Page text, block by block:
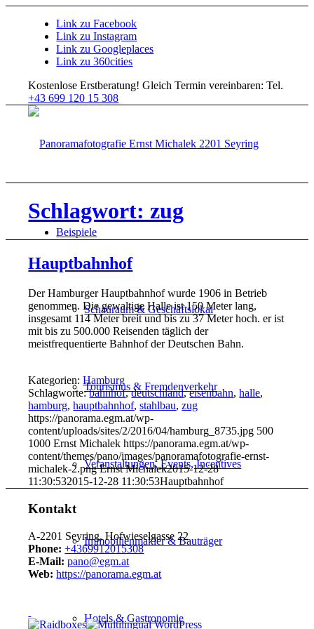
Link zu Facebook
Link zu Instagram
Link zu Googleplaces
Link zu 360cities
Kostenlose Erstberatung! Gleich Termin vereinbaren: Tel.
+43 699 120 15 308
Beispiele
Schauraum & Geschäftslokal
Tourismus & Fremdenverkehr
Veranstaltungen, Events, Incentives
Immobilienmakler & Bauträger
Hotels & Gastronomie
Schlagwort: zug
Hauptbahnhof
Der Hamburger Hauptbahnhof wurde 1906 in Betrieb
genommen. Die gewaltige Halle ist 150 Meter lang,
insgesamt 114 Meter breit und bis zu 37 Meter hoch. er ist
mit bis zu 500.000 Reisenden täglich der
meistfrequentierte Bahnhof der Deutschen Bahn.
Kategorien:Hamburg
Schlagworte:bahnhof,deutschland,eisenbahn,halle,
hamburg,hauptbahnhof,stahlbau,zug
https://panorama.egm.at/wp-
content/uploads/sites/2/2016/04/hamburg_8735.jpg 500
1000 Ernst Michalek https://panorama.egm.at/wp-
content/themes/pano/images/panoramafotografie-ernst-
michalek-2.png Ernst Michalek2015-12-28
11:30:532015-12-28 11:30:53Hauptbahnhof
Kontakt
A-2201 Seyring, Hofwieselgasse 22
Phone: +4369912015308
E-Mail: pano@egm.at
Web: https://panorama.egm.at